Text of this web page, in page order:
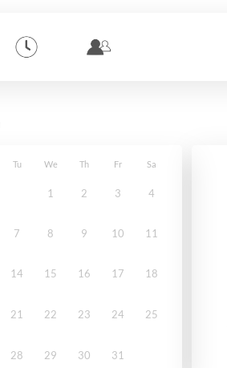
Tu We Th Fr Sa
1 2 3 4
7 8 9 10 11
14 15 16 17 18
21 22 23 24 25
28 29 30 31